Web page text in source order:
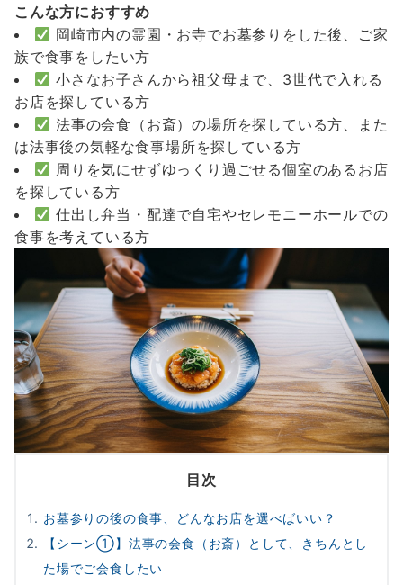
こんな方におすすめ
岡崎市内の霊園・お寺でお墓参りをした後、ご家
族で食事をしたい方
小さなお子さんから祖父母まで、3世代で入れる
お店を探している方
法事の会食（お斎）の場所を探している方、また
は法事後の気軽な食事場所を探している方
周りを気にせずゆっくり過ごせる個室のあるお店
を探している方
仕出し弁当・配達で自宅やセレモニーホールでの
食事を考えている方
目次
お墓参りの後の食事、どんなお店を選べばいい？
【シーン①】法事の会食（お斎）として、きちんとし
た場でご会食したい